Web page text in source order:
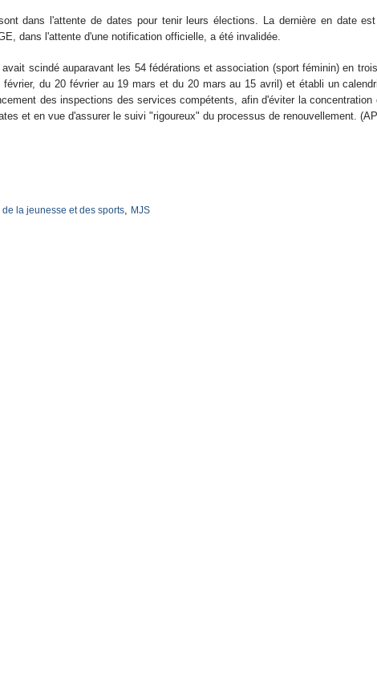
dans l'attente de dates pour tenir leurs élections. La dernière en date
dans l'attente d'une notification officielle, a été invalidée.
scindé auparavant les 54 fédérations et association (sport féminin) en
février, du 20 février au 19 mars et du 20 mars au 15 avril) et établi un
des inspections des services compétents, afin d'éviter la concentration
et en vue d'assurer le suivi "rigoureux" du processus de renouvellement.
de la jeunesse et des sports, MJS